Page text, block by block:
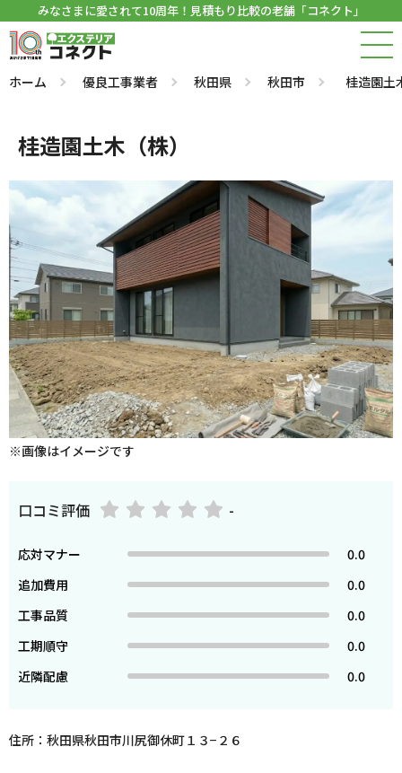
みなさまに愛されて10周年！見積もり比較の老舗「コネクト」
ホーム 優良工事業者 秋田県 秋田市 桂造園土
桂造園土木（株）
※画像はイメージです
口コミ評価 -
応対マナー
0.0
追加費用
0.0
工事品質
0.0
工期順守
0.0
近隣配慮
0.0
住所：秋田県秋田市川尻御休町１３−２６